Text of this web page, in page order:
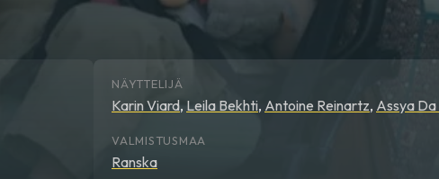
NÄYTTELIJÄ
Karin Viard, Leila Bekhti, Antoine Reinartz, Assya Da
VALMISTUSMAA
Ranska